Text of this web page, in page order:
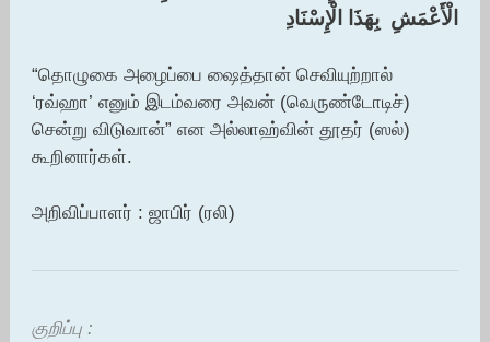
‏الْأَعْمَشِ ‏ ‏بِهَذَا الْإِسْنَادِ
“தொழுகை அழைப்பை ஷைத்தான் செவியுற்றால்
‘ரவ்ஹா’ எனும் இடம்வரை அவன் (வெருண்டோடிச்)
சென்று விடுவான்” என அல்லாஹ்வின் தூதர் (ஸல்)
கூறினார்கள்.
அறிவிப்பாளர் : ஜாபிர் (ரலி)
குறிப்பு :